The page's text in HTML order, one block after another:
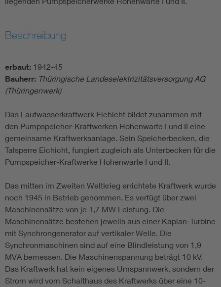
Beschreibung
erbaut: 1942-45
Bauherr: Thüringische Landeselektrizitätsversorgung AG
(Thüringenwerk)
Das Laufwasserkraftwerk Eichicht bildet zusammen mit
den Pumpspeicher-Kraftwerken Hohenwarte I und II eine
gemeinsame Kraftwerksanlage. Sein Speicherbecken, die
Talsperre Eichicht, fungiert zugleich als Unterbecken für die
Pumpspeicher-Kraftwerke Hohenwarte I und II.
Das mitten im Zweiten Weltkrieg errichtete Kraftwerk wurde
noch 1945 in Betrieb genommen. Es verfügt über zwei
Maschinensätze von je 1,7 MW Leistung. Die
Maschinensätze bestehen jeweils aus einer Kaplan-Turbine
mit Synchrongenerator auf vertikaler Welle. Die
Synchronmaschinen sind auf eine Blindleistung von 1,9
MVA bemessen. Die Maschinenspannung beträgt 10 kV.
Das Kraftwerk hat kein eigenes Umspannwerk, sondern der
Strom wird vom Schalthaus des Kraftwerks über eine 10-